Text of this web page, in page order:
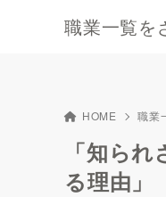
職業一覧を
HOME 職業
「知ら
る理由」